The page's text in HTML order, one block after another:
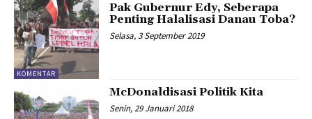
KOMENTAR
Pak Gubernur Edy, Seberapa
Penting Halalisasi Danau Toba?
Selasa, 3 September 2019
McDonaldisasi Politik Kita
Senin, 29 Januari 2018